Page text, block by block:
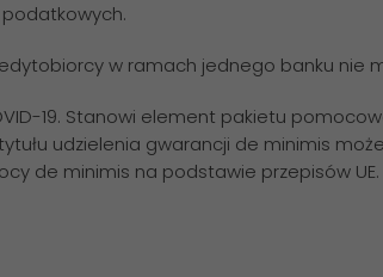
w ramach jednego banku nie
19. Stanowi element pakietu
udzielenia gwarancji de minimis
de minimis na podstawie przepisów UE.